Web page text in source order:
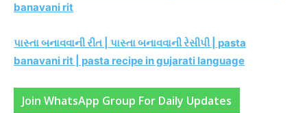
banavani rit
પાસ્તા બનાવવાની રીત | પાસ્તા બનાવવાની રેસીપી | pasta
banavani rit | pasta recipe in gujarati language
Join WhatsApp Group For Daily Updates